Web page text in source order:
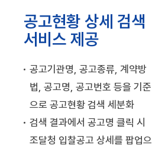
공고현황 상세 검색
서비스 제공
공고기관명, 공고종류, 계약방
법, 공고명, 공고번호 등을 기준
으로 공고현황 검색 세분화
검색 결과에서 공고명 클릭 시
조달청 입찰공고 상세를 팝업으